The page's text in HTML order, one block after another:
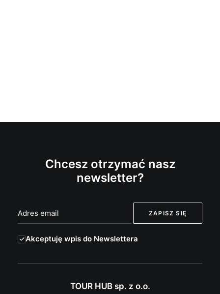
Chcesz otrzymać nasz
newsletter?
Akceptuję wpis do Newslettera
TOUR HUB sp. z o.o.